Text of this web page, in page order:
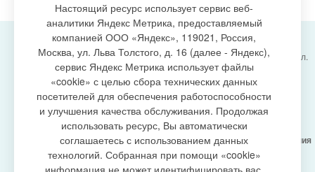
создание сайта
Администрация городского поселения Излучинск, ул.
Энергетиков, 6, пгт. Излучинск, Нижневартовский
район,
Ханты-Мансийский автономный округ-Югра
(Тюменская область), 628634
Сетевое изданиеhttps://www.gp-izluchinsk.ru
16+
Учредитель -Администрация городского поселения
Излучинск
Главный редактор - Бурич Денис Ярославович
Настоящий ресурс использует сервис веб-
аналитики Яндекс Метрика, предоставляемый
компанией ООО «Яндекс», 119021, Россия,
Москва, ул. Льва Толстого, д. 16 (далее - Яндекс),
сервис Яндекс Метрика использует файлы
«cookie» с целью сбора технических данных
посетителей для обеспечения работоспособности
и улучшения качества обслуживания. Продолжая
использовать ресурс, Вы автоматически
соглашаетесь с использованием данных
технологий. Собранная при помощи «cookie»
информация не может идентифицировать вас,